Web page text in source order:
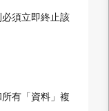
須立即終止該
有「資料」複